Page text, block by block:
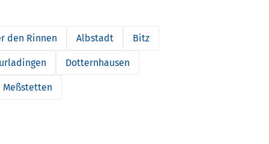
den Rinnen Albstadt Bitz
Dotternhausen
Meßstetten